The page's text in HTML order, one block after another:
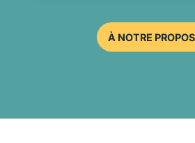
À NOTRE PROPOS